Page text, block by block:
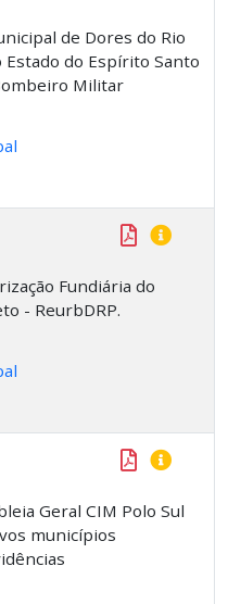
de Dores do Rio
do Espírito Santo
Militar
Fundiária do
- ReurbDRP.
Geral CIM Polo Sul
municípios